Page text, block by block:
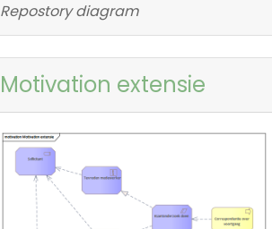
Repostory diagram
Motivation extensie